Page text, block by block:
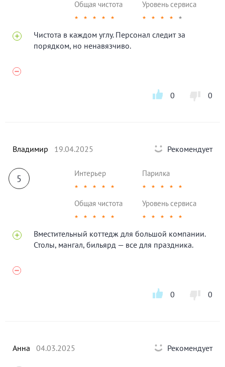
Общая чистота
★ ★ ★ ★ ★
Уровень сервиса
★ ★ ★ ★ ★
Чистота в каждом углу. Персонал следит за
порядком, но ненавязчиво.
0 0
Владимир 19.04.2025 Рекомендует
5 Интерьер
★ ★ ★ ★ ★
Парилка
★ ★ ★ ★ ★
Общая чистота
★ ★ ★ ★ ★
Уровень сервиса
★ ★ ★ ★ ★
Вместительный коттедж для большой компании.
Столы, мангал, бильярд — все для праздника.
0 0
Анна 04.03.2025 Рекомендует